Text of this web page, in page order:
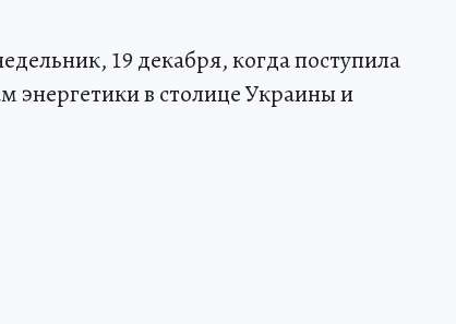
19 декабря, когда поступила
энергетики в столице Украины и